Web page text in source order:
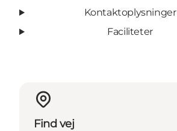
Kontaktoplysninger
Faciliteter
Find vej